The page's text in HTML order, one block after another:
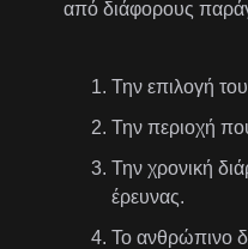
από διάφορους
Την επιλογή
Την περιοχή
Την χρονική
έρευνας.
Το ανθρώπινο